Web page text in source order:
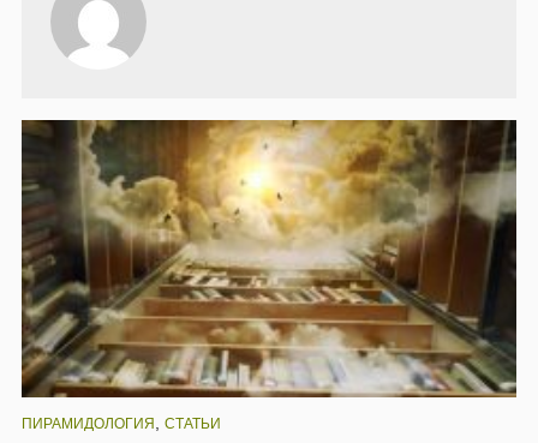
ПИРАМИДОЛОГИЯ СТАТЬИ